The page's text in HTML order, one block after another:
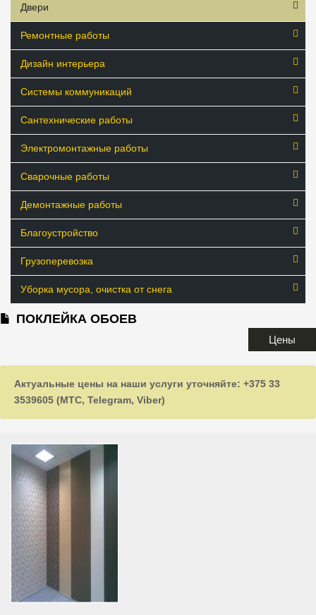
Двери
Ремонтные работы
Дизайн интерьера
Системы коммуникаций
Сантехнические работы
Электромонтажные работы
Сварочные работы
Демонтажные работы
Благоустройство
Грузоперевозка
Уборка мусора, очистка от снега
ПОКЛЕЙКА ОБОЕВ
Цены
Актуальные цены на наши услуги уточняйте: +375 33
3539605 (МТС, Telegram, Viber)